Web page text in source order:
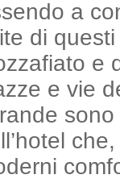
a
di
e
e vie